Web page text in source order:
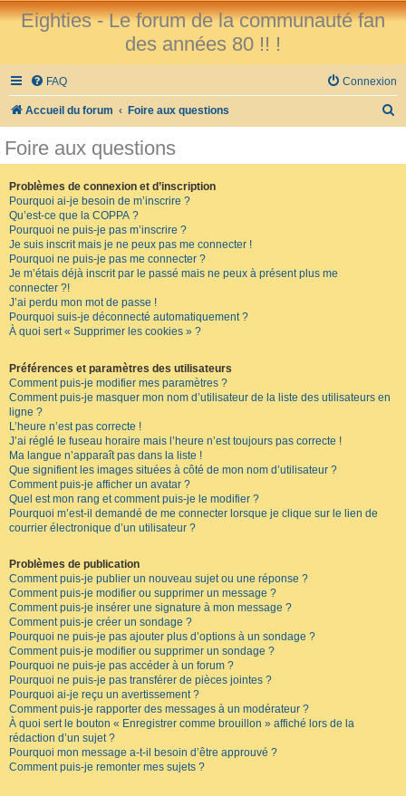
Eighties - Le forum de la communauté fan
des années 80 !! !
FAQ Connexion
Accueil du forum Foire aux questions
Foire aux questions
Problèmes de connexion et d’inscription
Pourquoi ai-je besoin de m’inscrire ?
Qu’est-ce que la COPPA ?
Pourquoi ne puis-je pas m’inscrire ?
Je suis inscrit mais je ne peux pas me connecter !
Pourquoi ne puis-je pas me connecter ?
Je m’étais déjà inscrit par le passé mais ne peux à présent plus me
connecter ?!
J’ai perdu mon mot de passe !
Pourquoi suis-je déconnecté automatiquement ?
À quoi sert « Supprimer les cookies » ?
Préférences et paramètres des utilisateurs
Comment puis-je modifier mes paramètres ?
Comment puis-je masquer mon nom d’utilisateur de la liste des utilisateurs en
ligne ?
L’heure n’est pas correcte !
J’ai réglé le fuseau horaire mais l’heure n’est toujours pas correcte !
Ma langue n’apparaît pas dans la liste !
Que signifient les images situées à côté de mon nom d’utilisateur ?
Comment puis-je afficher un avatar ?
Quel est mon rang et comment puis-je le modifier ?
Pourquoi m’est-il demandé de me connecter lorsque je clique sur le lien de
courrier électronique d’un utilisateur ?
Problèmes de publication
Comment puis-je publier un nouveau sujet ou une réponse ?
Comment puis-je modifier ou supprimer un message ?
Comment puis-je insérer une signature à mon message ?
Comment puis-je créer un sondage ?
Pourquoi ne puis-je pas ajouter plus d’options à un sondage ?
Comment puis-je modifier ou supprimer un sondage ?
Pourquoi ne puis-je pas accéder à un forum ?
Pourquoi ne puis-je pas transférer de pièces jointes ?
Pourquoi ai-je reçu un avertissement ?
Comment puis-je rapporter des messages à un modérateur ?
À quoi sert le bouton « Enregistrer comme brouillon » affiché lors de la
rédaction d’un sujet ?
Pourquoi mon message a-t-il besoin d’être approuvé ?
Comment puis-je remonter mes sujets ?